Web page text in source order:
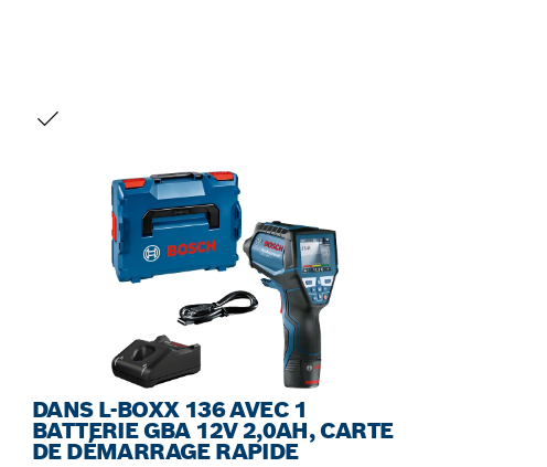
DANS L-BOXX 136 AVEC 1
BATTERIE GBA 12V 2,0AH, CARTE
DE DÉMARRAGE RAPIDE